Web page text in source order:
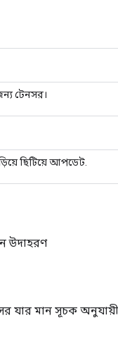
টেনসর।
ছিটিয়ে আপডেট.
উদাহরণ
যার মান সূচক